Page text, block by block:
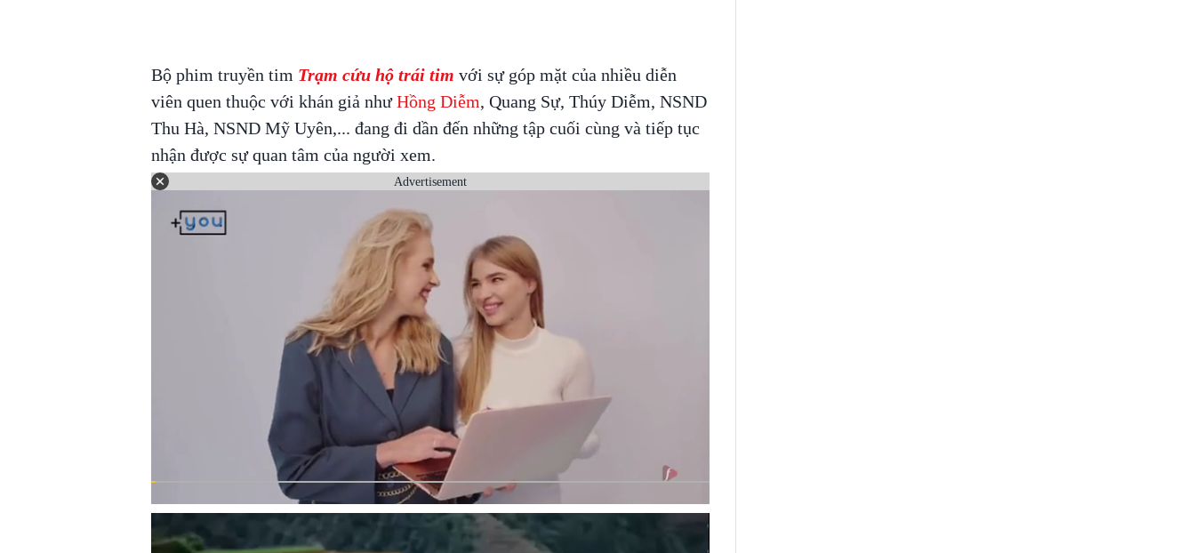
Bộ phim truyền tim Trạm cứu hộ trái tim với sự góp mặt của nhiều diễn
viên quen thuộc với khán giả nhưHồng Diễm, Quang Sự, Thúy Diễm, NSND
Thu Hà, NSND Mỹ Uyên,... đang đi dần đến những tập cuối cùng và tiếp tục
nhận được sự quan tâm của người xem.
Advertisement